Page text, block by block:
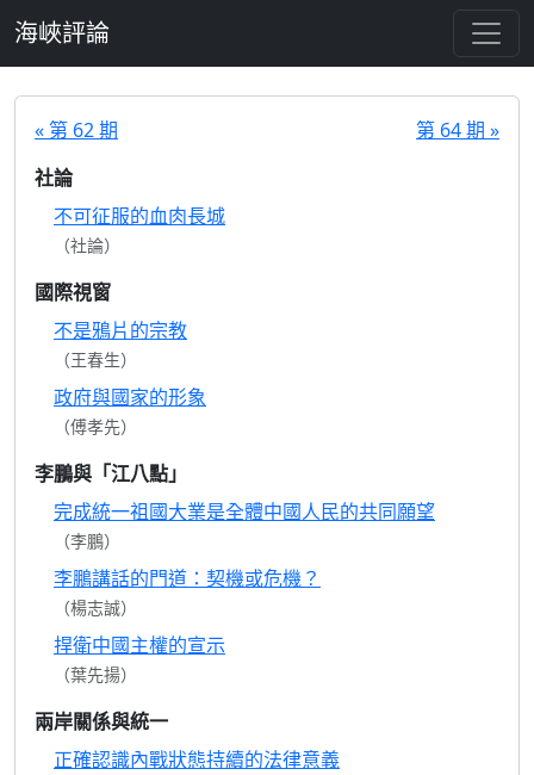
海峽評論
« 第 62 期
第 64 期 »
社論
不可征服的血肉長城
（社論）
國際視窗
不是鴉片的宗教
（王春生）
政府與國家的形象
（傅孝先）
李鵬與「江八點」
完成統一祖國大業是全體中國人民的共同願望
（李鵬）
李鵬講話的門道：契機或危機？
（楊志誠）
捍衛中國主權的宣示
（葉先揚）
兩岸關係與統一
正確認識內戰狀態持續的法律意義